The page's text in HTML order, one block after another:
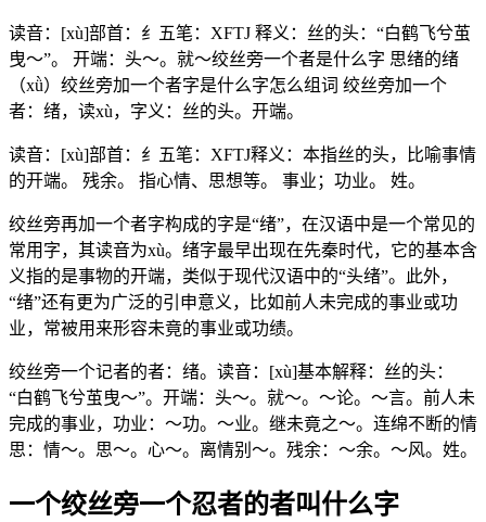
读音：[xù]部首：纟五笔：XFTJ 释义：丝的头：“白鹤飞兮茧
曳～”。 开端：头～。就～绞丝旁一个者是什么字 思绪的绪
（xǜ）绞丝旁加一个者字是什么字怎么组词 绞丝旁加一个
者：绪，读xù，字义：丝的头。开端。
读音：[xù]部首：纟五笔：XFTJ释义：本指丝的头，比喻事情
的开端。 残余。 指心情、思想等。 事业；功业。 姓。
绞丝旁再加一个者字构成的字是“绪”，在汉语中是一个常见的
常用字，其读音为xù。绪字最早出现在先秦时代，它的基本含
义指的是事物的开端，类似于现代汉语中的“头绪”。此外，
“绪”还有更为广泛的引申意义，比如前人未完成的事业或功
业，常被用来形容未竟的事业或功绩。
绞丝旁一个记者的者：绪。读音：[xù]基本解释：丝的头：
“白鹤飞兮茧曳～”。开端：头～。就～。～论。～言。前人未
完成的事业，功业：～功。～业。继未竟之～。连绵不断的情
思：情～。思～。心～。离情别～。残余：～余。～风。姓。
一个绞丝旁一个忍者的者叫什么字